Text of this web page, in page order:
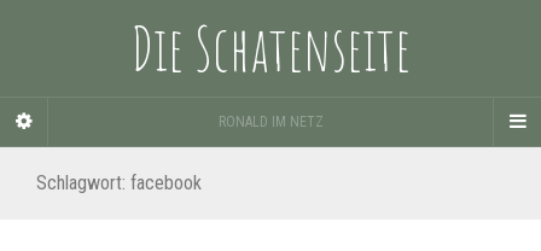
Die Schatenseite
RONALD IM NETZ
Schlagwort: facebook